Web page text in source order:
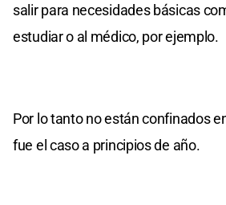
salir para necesidades básicas
estudiar o al médico, por ejemplo.
Por lo tanto no están confinados
fue el caso a principios de año.